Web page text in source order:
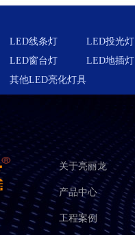
LED线条灯 LED投光灯
LED窗台灯 LED地插灯
其他LED亮化灯具
关于亮丽龙
产品中心
工程案例